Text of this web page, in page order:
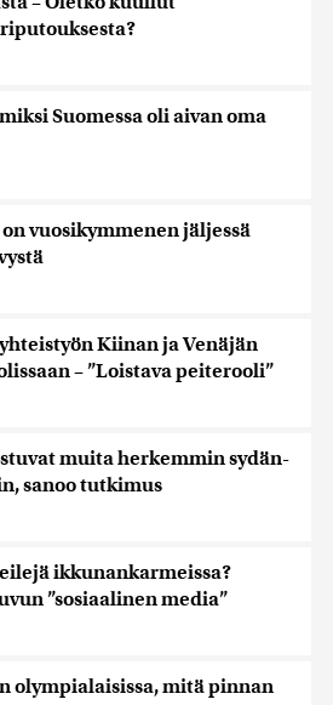
Suomessa oli aivan oma
vuosikymmenen jäljessä
Kiinan ja Venäjän
– ”Loistava peiterooli”
muita herkemmin sydän-
sanoo tutkimus
ikkunankarmeissa?
”sosiaalinen media”
olympialaisissa, mitä pinnan